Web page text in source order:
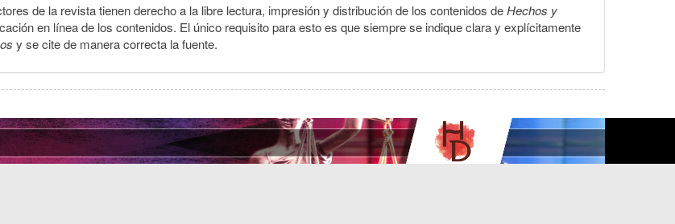
de la revista tienen derecho a la libre lectura, impresión y distribución de los contenidos deHechos y
en línea de los contenidos. El único requisito para esto es que siempre se indique clara y explícitamente
y se cite de manera correcta la fuente.